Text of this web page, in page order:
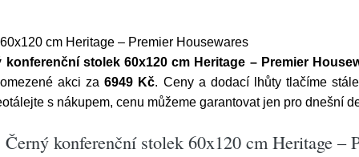
cm Heritage – Premier Housewares
konferenční stolek 60x120 cm Heritage – Premier
akci za6949 Kč. Ceny a dodací lhůty tlačíme
s nákupem, cenu můžeme garantovat jen pro dnešní
konferenční stolek 60x120 cm Heritage –